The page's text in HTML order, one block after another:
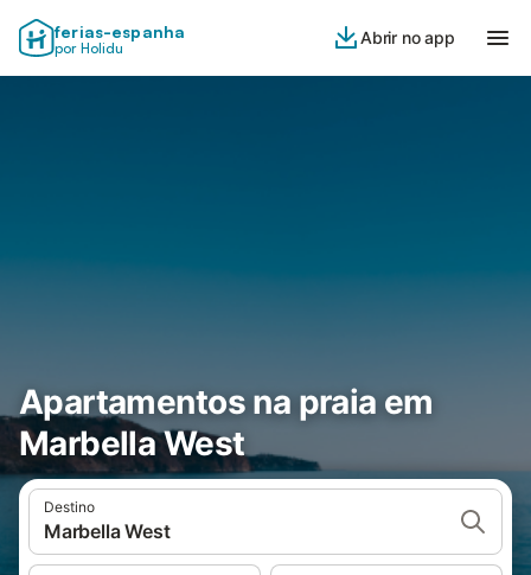
ferias-espanha
por Holidu
Abrir no app
Apartamentos na praia em
Marbella West
Destino
Marbella West